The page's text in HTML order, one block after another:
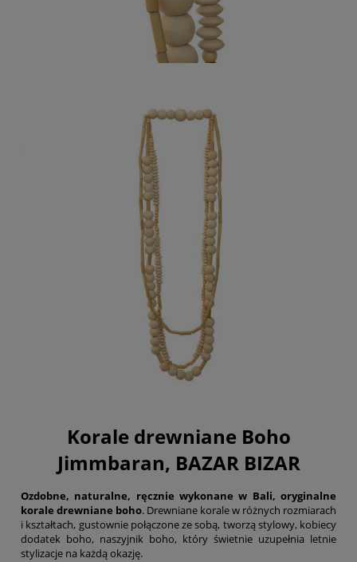
Korale drewniane Boho
Jimmbaran, BAZAR BIZAR
Ozdobne, naturalne, ręcznie wykonane w Bali, oryginalne
korale drewniane boho. Drewniane korale w różnych rozmiarach
i kształtach, gustownie połączone ze sobą, tworzą stylowy, kobiecy
dodatek boho, naszyjnik boho, który świetnie uzupełnia letnie
stylizacje na każdą okazję.